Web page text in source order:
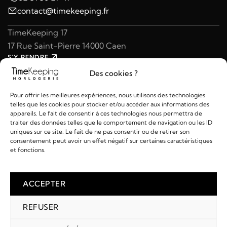
Des cookies ?
Pour offrir les meilleures expériences, nous utilisons des technologies
telles que les cookies pour stocker et/ou accéder aux informations des
appareils. Le fait de consentir à ces technologies nous permettra de
traiter des données telles que le comportement de navigation ou les ID
uniques sur ce site. Le fait de ne pas consentir ou de retirer son
consentement peut avoir un effet négatif sur certaines caractéristiques
et fonctions.
ACCEPTER
REFUSER
contact@timekeeping.fr
TimeKeeping 17
17 Rue Saint-Pierre 14000 Caen
S'Y RENDRE
02 31 47 49 97
contact@timekeeping.fr
Liens utiles
2026 © TIMEKEEPING - Réalisé par